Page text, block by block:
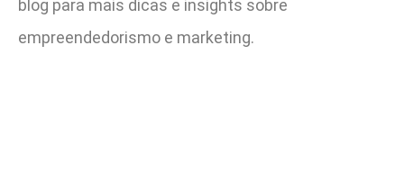
blog para mais dicas e insights sobre
empreendedorismo e marketing.